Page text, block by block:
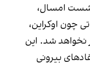
امسال،
چون اوکراین،
نخواهد شد. این
بیرونی